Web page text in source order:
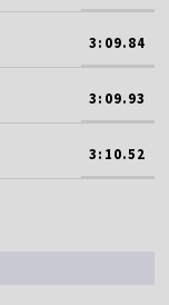
3:09.84
3:09.93
3:10.52